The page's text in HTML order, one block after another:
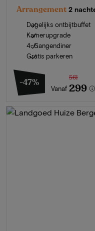
Arrangement 2
Dagelijks ontbijtbuffet
Kamerupgrade
4-Gangendiner
Gratis parkeren
-47%
Vanaf
561
299